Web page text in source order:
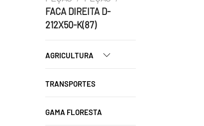
FACA DIREITA D-
212X50-K(87)
AGRICULTURA
TRANSPORTES
GAMA FLORESTA